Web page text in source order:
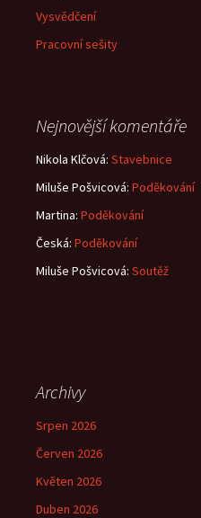
Vysvědčení
Pracovní sešity
Nejnovější komentáře
Nikola Klčová: Stavebnice
Miluše Pošvicová: Poděkování
Martina: Poděkování
Česká: Poděkování
Miluše Pošvicová: Soutěž
Archivy
Srpen 2026
Červen 2026
Květen 2026
Duben 2026